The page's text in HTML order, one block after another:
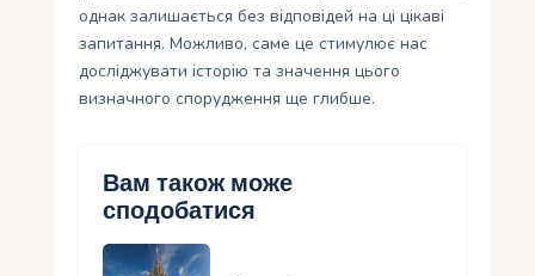
однак залишається без відповідей на ці цікаві
запитання. Можливо, саме це стимулює нас
досліджувати історію та значення цього
визначного спорудження ще глибше.
Вам також може
сподобатися